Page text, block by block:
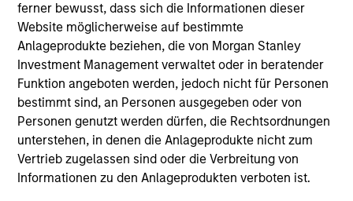
ferner bewusst, dass sich die Informationen dieser
Website möglicherweise auf bestimmte
Anlageprodukte beziehen, die von Morgan Stanley
Investment Management verwaltet oder in beratender
Funktion angeboten werden, jedoch nicht für Personen
bestimmt sind, an Personen ausgegeben oder von
Personen genutzt werden dürfen, die Rechtsordnungen
unterstehen, in denen die Anlageprodukte nicht zum
Vertrieb zugelassen sind oder die Verbreitung von
Informationen zu den Anlageprodukten verboten ist.
Realization Date
Jan 2014
Global Custom Commerce, Inc. is the largest North
American online retailer of customized window coverings
such as blinds, shades, draperies and wallpaper.
Investment Team
Morgan Stanley Expansion Capital